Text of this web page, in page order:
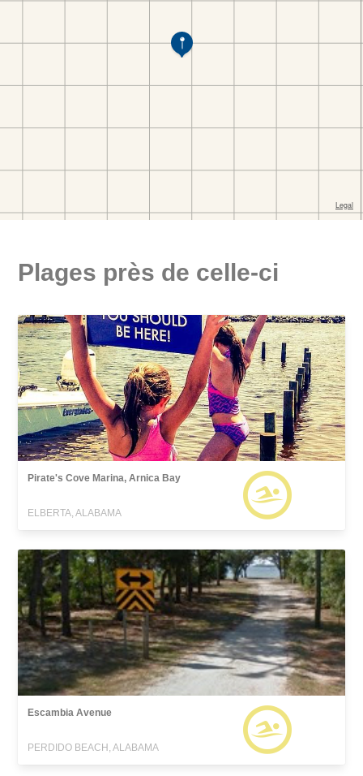
Plages près de celle-ci
Pirate's Cove Marina, Arnica Bay
ELBERTA, ALABAMA
Escambia Avenue
PERDIDO BEACH, ALABAMA